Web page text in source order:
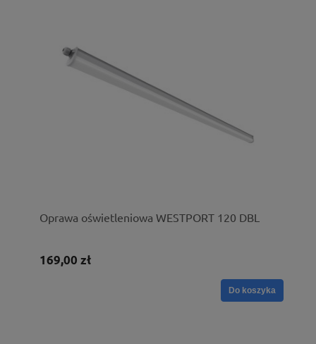
Oprawa oświetleniowa WESTPORT 120 DBL
169,00 zł
Do koszyka